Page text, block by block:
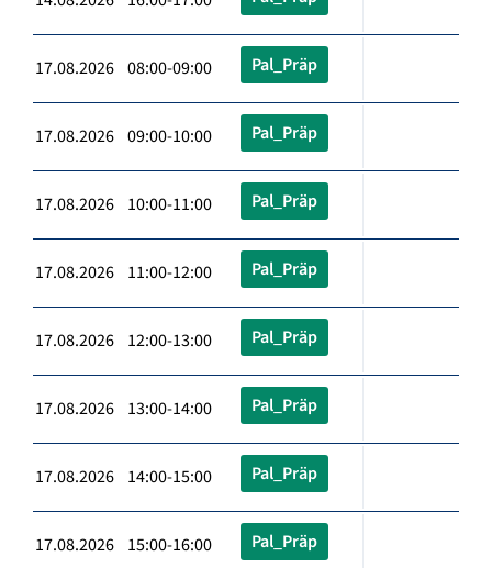
17.08.2026 08:00-09:00 Pal_Präp
17.08.2026 09:00-10:00 Pal_Präp
17.08.2026 10:00-11:00 Pal_Präp
17.08.2026 11:00-12:00 Pal_Präp
17.08.2026 12:00-13:00 Pal_Präp
17.08.2026 13:00-14:00 Pal_Präp
17.08.2026 14:00-15:00 Pal_Präp
17.08.2026 15:00-16:00 Pal_Präp